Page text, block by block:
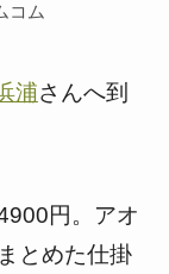
コム
浦さんへ到
円。アオ
とめた仕掛